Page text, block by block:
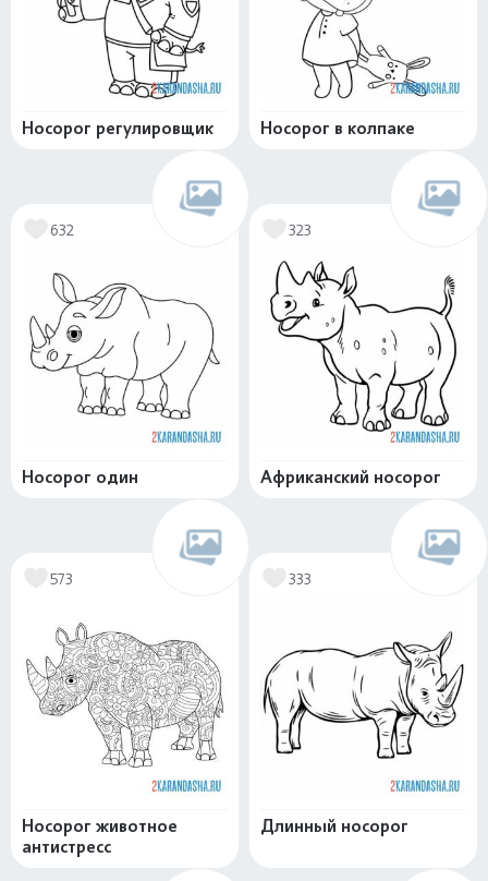
Носорог регулировщик Носорог в колпаке
632
Носорог один
323
Африканский носорог
573
Носорог животное
антистресс
333
Длинный носорог